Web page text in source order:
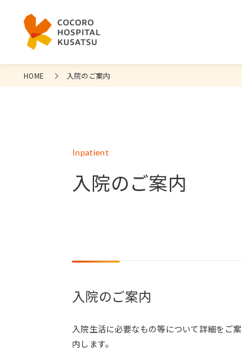
HOME 入院のご案内
Inpatient
入院のご案内
入院のご案内
入院生活に必要なもの等について詳細をご案
内します。